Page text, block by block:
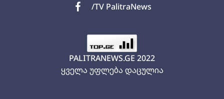
/TV PalitraNews
PALITRANEWS.GE 2022
ყველა უფლება დაცულია